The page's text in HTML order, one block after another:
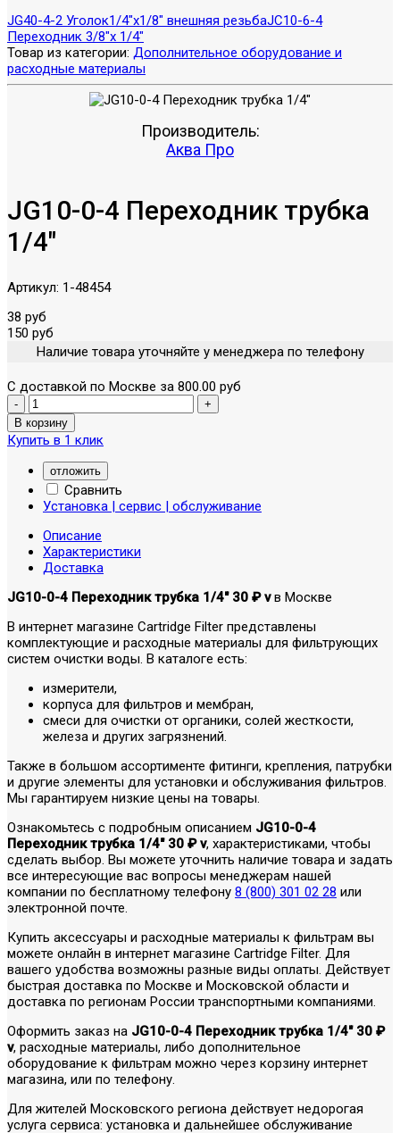
JG40-4-2 Уголок1/4"х1/8" внешняя резьбаJC10-6-4
Переходник 3/8"х 1/4"
Товар из категории: Дополнительное оборудование и
расходные материалы
Производитель:
Аква Про
JG10-0-4 Переходник трубка
1/4"
Артикул: 1-48454
38 руб
150 руб
Наличие товара уточняйте у менеджера по телефону
С доставкой по Москве за 800.00 руб
Купить в 1 клик
отложить
Сравнить
Установка | сервис | обслуживание
Описание
Характеристики
Доставка
JG10-0-4 Переходник трубка 1/4" 30 ₽ vв Москве
В интернет магазине Cartridge Filter представлены
комплектующие и расходные материалы для фильтрующих
систем очистки воды. В каталоге есть:
измерители,
корпуса для фильтров и мембран,
смеси для очистки от органики, солей жесткости,
железа и других загрязнений.
Также в большом ассортименте фитинги, крепления, патрубки
и другие элементы для установки и обслуживания фильтров.
Мы гарантируем низкие цены на товары.
Ознакомьтесь с подробным описанием JG10-0-4
Переходник трубка 1/4" 30 ₽ v, характеристиками, чтобы
сделать выбор. Вы можете уточнить наличие товара и задать
все интересующие вас вопросы менеджерам нашей
компании по бесплатному телефону 8 (800) 301 02 28 или
электронной почте.
Купить аксессуары и расходные материалы к фильтрам вы
можете онлайн в интернет магазине Cartridge Filter. Для
вашего удобства возможны разные виды оплаты. Действует
быстрая доставка по Москве и Московской области и
доставка по регионам России транспортными компаниями.
Оформить заказ на JG10-0-4 Переходник трубка 1/4" 30 ₽
v, расходные материалы, либо дополнительное
оборудование к фильтрам можно через корзину интернет
магазина, или по телефону.
Для жителей Московского региона действует недорогая
услуга сервиса: установка и дальнейшее обслуживание